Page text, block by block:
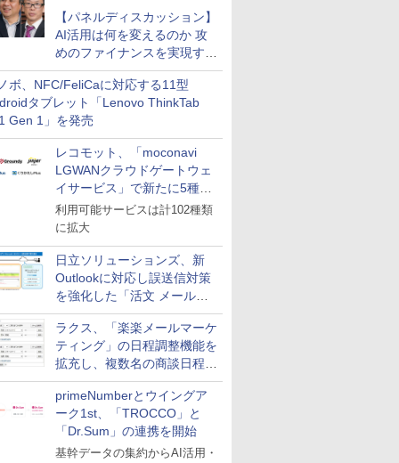
【パネルディスカッション】
AI活用は何を変えるのか 攻
めのファイナンスを実現する
業務設計とマインドセット変
革
ボ、NFC/FeliCaに対応する11型
タブレット「Lenovo ThinkTab
Gen 1」を発売
レコモット、「moconavi
LGWANクラウドゲートウェ
イサービス」で新たに5種類
のサービスと連携開始
利用可能サービスは計102種類
に拡大
日立ソリューションズ、新
Outlookに対応し誤送信対策
を強化した「活文 メール誤
送信防止アドインサービス」
を提供
ラクス、「楽楽メールマーケ
ティング」の日程調整機能を
拡充し、複数名の商談日程調
整を効率化
primeNumberとウイングア
ーク1st、「TROCCO」と
「Dr.Sum」の連携を開始
基幹データの集約からAI活用・